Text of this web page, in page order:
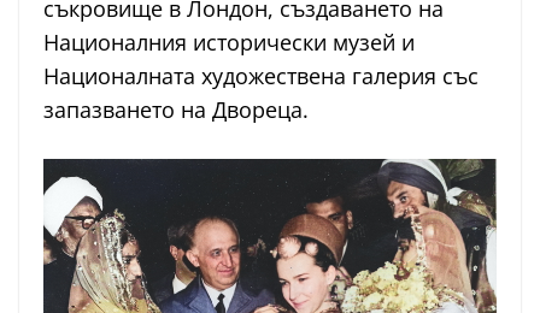
съкровище в Лондон, създаването на
Националния исторически музей и
Националната художествена галерия със
запазването на Двореца.